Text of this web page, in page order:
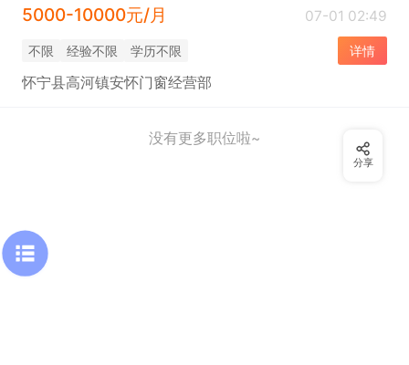
5000-10000元/月
07-01 02:49
不限 经验不限 学历不限 详情
怀宁县高河镇安怀门窗经营部
没有更多职位啦~
分享